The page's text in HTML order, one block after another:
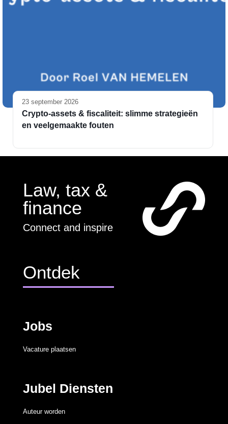
23 september 2026
Crypto-assets & fiscaliteit: slimme strategieën
en veelgemaakte fouten
Law, tax &
finance
Connect and inspire
Ontdek
Jobs
Vacature plaatsen
Jubel Diensten
Auteur worden